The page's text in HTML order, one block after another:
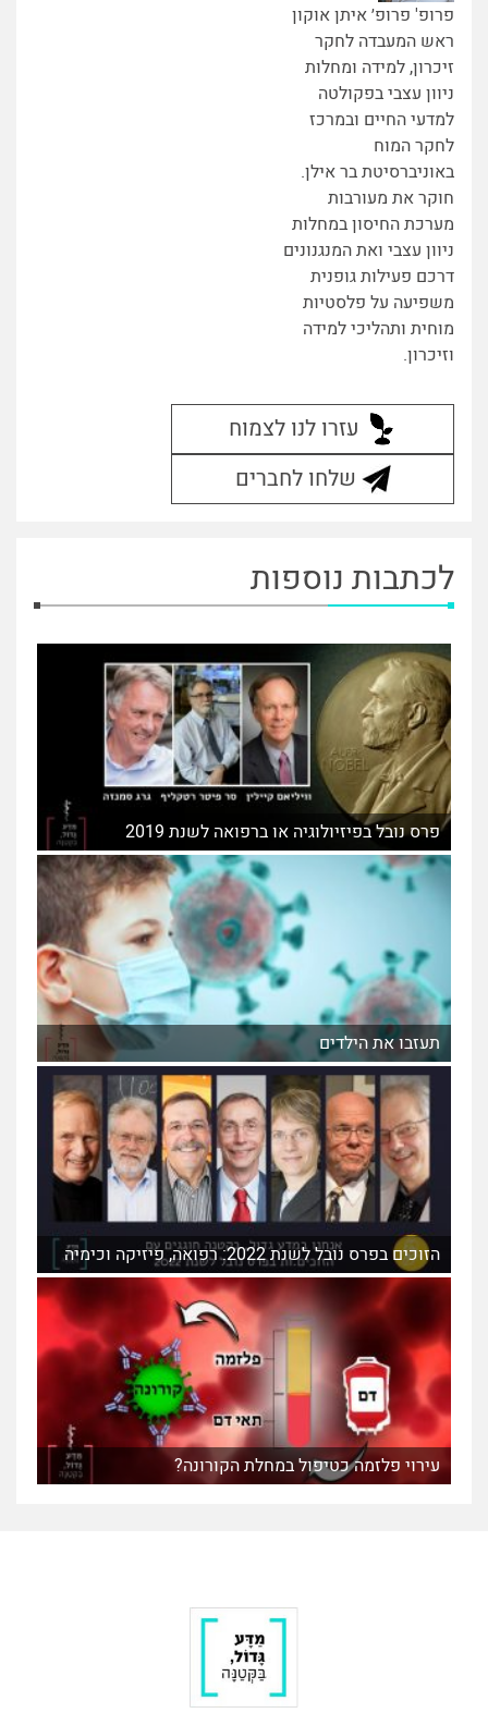
פרופ' פרופ׳ איתן אוקון
ראש המעבדה לחקר
זיכרון, למידה ומחלות
ניוון עצבי בפקולטה
למדעי החיים ובמרכז
לחקר המוח
באוניברסיטת בר אילן.
חוקר את מעורבות
מערכת החיסון במחלות
ניוון עצבי ואת המנגנונים
דרכם פעילות גופנית
משפיעה על פלסטיות
מוחית ותהליכי למידה
וזיכרון.
עזרו לנו לצמוח
שלחו לחברים
לכתבות נוספות
פרס נובל בפיזיולוגיה או ברפואה לשנת 2019
תעזבו את הילדים
הזוכים בפרס נובל לשנת 2022: רפואה, פיזיקה וכימיה
עירוי פלזמה כטיפול במחלת הקורונה?